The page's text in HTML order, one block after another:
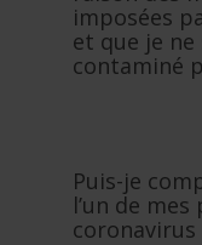
imposées
et que je ne
contaminé
Puis-je
l’un de
coronavirus